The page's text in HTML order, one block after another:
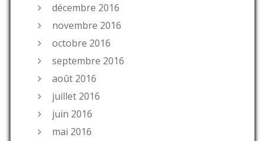
décembre 2016
novembre 2016
octobre 2016
septembre 2016
août 2016
juillet 2016
juin 2016
mai 2016